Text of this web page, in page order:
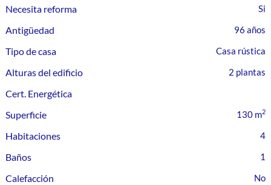
Necesita reforma
Antigüedad
96 años
Tipo de casa Casa rústica
Alturas del edificio 2 plantas
Cert. Energética
Superficie
130 m2
Habitaciones 4
Baños 1
Calefacción